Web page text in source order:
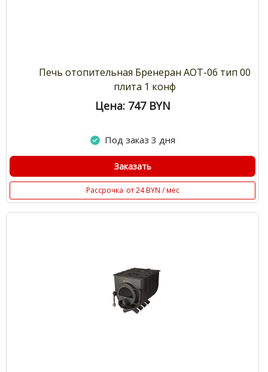
Печь отопительная Бренеран АОТ-06 тип 00
плита 1 конф
Цена: 747 BYN
Под заказ 3 дня
Заказать
Рассрочка от 24 BYN / мес